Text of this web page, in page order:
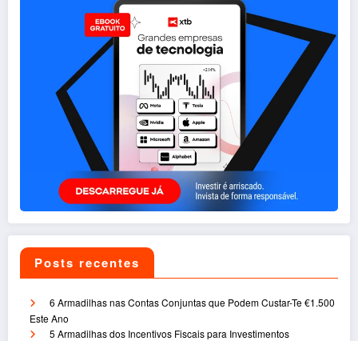
Posts recentes
6 Armadilhas nas Contas Conjuntas que Podem Custar-Te €1.500
Este Ano
5 Armadilhas dos Incentivos Fiscais para Investimentos